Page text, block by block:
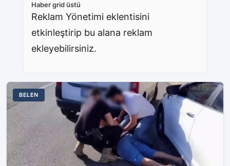
Haber grid üstü
Reklam Yönetimi eklentisini
etkinleştirip bu alana reklam
ekleyebilirsiniz.
BELEN